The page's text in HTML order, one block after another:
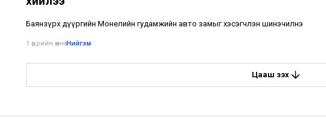
Баянзүрх дүүргийн Монелийн гудамжийн авто замыг хэсэгчлэн шинэчилнэ
1 өдрийн өмнө•Нийгэм
Цааш үзэх